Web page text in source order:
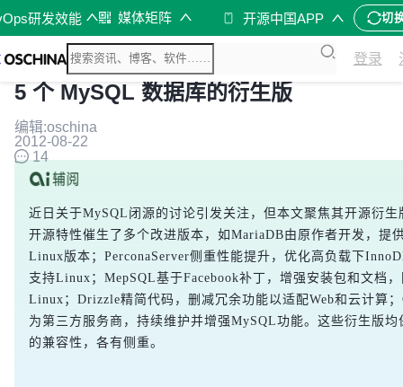
研发效能 媒体矩阵 开源中国APP 切
登录
5 个 MySQL 数据库的衍生版
编辑:oschina
2012-08-22
14
近日关于MySQL闭源的讨论引发关注，但本文聚焦其开源衍
开源特性催生了多个改进版本，如MariaDB由原作者开发，提
Linux版本；PerconaServer侧重性能提升，优化高负载下
支持Linux；MepSQL基于Facebook补丁，增强安装包和文档
Linux；Drizzle精简代码，删减冗余功能以适配Web和云计算
为第三方服务商，持续维护并增强MySQL功能。这些衍生版
的兼容性，各有侧重。